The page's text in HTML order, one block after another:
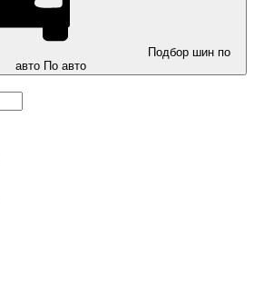
Подбор шин по
авто По авто